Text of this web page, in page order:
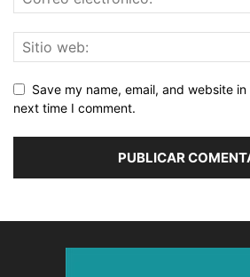
Save my name, email, and website
next time I comment.